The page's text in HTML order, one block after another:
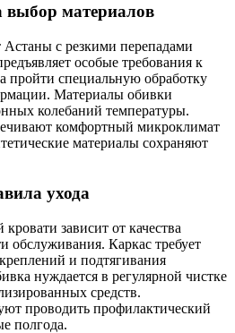
выбор материалов
с резкими перепадами
особые требования к
пройти специальную обработку
Материалы обивки
колебаний температуры.
комфортный микроклимат
материалы сохраняют
ухода
зависит от качества
обслуживания. Каркас требует
и подтягивания
нуждается в регулярной чистке
средств.
проводить профилактический
полгода.